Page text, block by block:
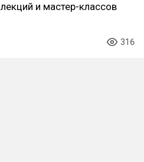
лекций и мастер-классов
316